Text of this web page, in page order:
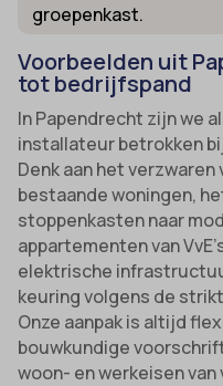
groepenkast.
Voorbeelden uit
tot bedrijfspand
In Papendrecht zijn we
installateur betrokken
Denk aan het
bestaande woningen,
stoppenkasten naar
appartementen van
elektrische
keuring volgens de
Onze aanpak is altijd
bouwkundige
woon- en werkeisen van